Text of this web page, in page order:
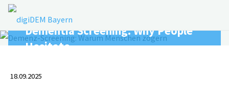
Skip
contentDementia Screening: Why People
Hesitate
18.09.2025